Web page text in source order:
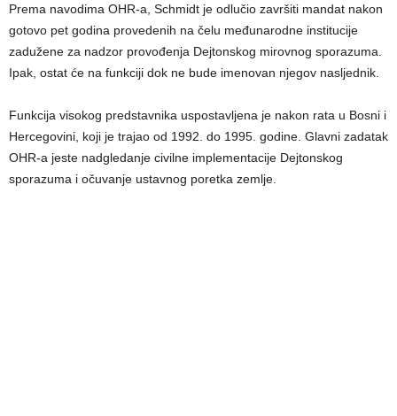
Prema navodima OHR-a, Schmidt je odlučio završiti mandat nakon
gotovo pet godina provedenih na čelu međunarodne institucije
zadužene za nadzor provođenja Dejtonskog mirovnog sporazuma.
Ipak, ostat će na funkciji dok ne bude imenovan njegov nasljednik.
Funkcija visokog predstavnika uspostavljena je nakon rata u Bosni i
Hercegovini, koji je trajao od 1992. do 1995. godine. Glavni zadatak
OHR-a jeste nadgledanje civilne implementacije Dejtonskog
sporazuma i očuvanje ustavnog poretka zemlje.